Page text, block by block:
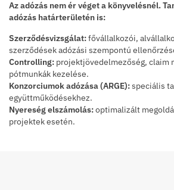
Az adózás nem ér véget a könyvelésnél.
adózás határterületén is:
Szerződésvizsgálat:fővállalkozói,
szerződések adózási szempontú
Controlling: projektjövedelmezőség, claim
pótmunkák kezelése.
Konzorciumok adózása (ARGE):speciális
együttműködésekhez.
Nyereség elszámolás:optimalizált
projektek esetén.